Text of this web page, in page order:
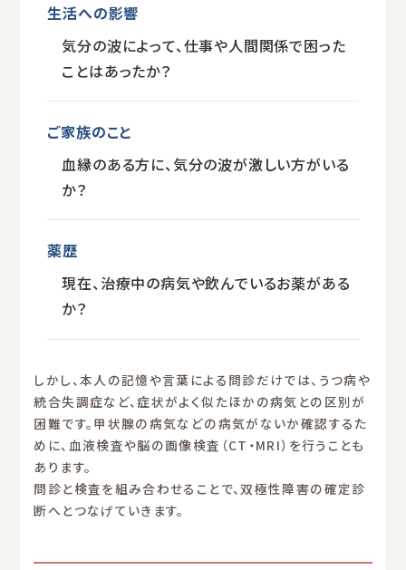
生活への影響
気分の波によって、仕事や人間関係で困った
ことはあったか？
ご家族のこと
血縁のある方に、気分の波が激しい方がいる
か？
薬歴
現在、治療中の病気や飲んでいるお薬がある
か？
しかし、本人の記憶や言葉による問診だけでは、うつ病や
統合失調症など、症状がよく似たほかの病気との区別が
困難です。甲状腺の病気などの病気がないか確認するた
めに、血液検査や脳の画像検査（CT・MRI）を行うことも
あります。
問診と検査を組み合わせることで、双極性障害の確定診
断へとつなげていきます。